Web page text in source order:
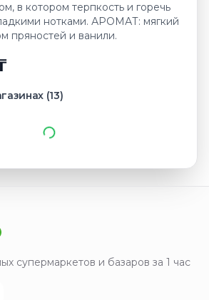
в котором терпкость и горечь
нотками. АРОМАТ: мягкий
пряностей и ванили.
(13)
супермаркетов и базаров за 1 час